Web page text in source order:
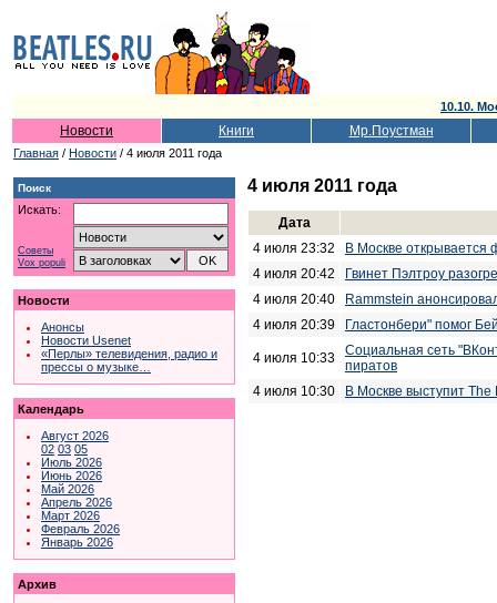
10.10.
Новости Книги Мр.Поустман
Главная / Новости / 4 июля 2011 года
Поиск
Искать:
Советы
Vox populi
Новости
Анонсы
Новости Usenet
«Перлы» телевидения, радио и
прессы о музыке…
Календарь
Август 2026
02 03 05
Июль 2026
Июнь 2026
Май 2026
Апрель 2026
Март 2026
Февраль 2026
Январь 2026
Архив
4 июля 2011 года
Дата
4 июля 23:32
В Москве открывается
4 июля 20:42
Гвинет Пэлтроу
4 июля 20:40
Rammstein
4 июля 20:39
Гластонбери" помог
4 июля 10:33
Социальная сеть
пиратов
4 июля 10:30
В Москве выступит The